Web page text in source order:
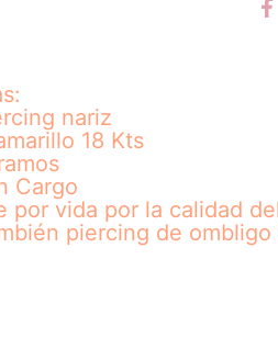
nariz
18 Kts
Cargo
por vida por la calidad
piercing de ombligo